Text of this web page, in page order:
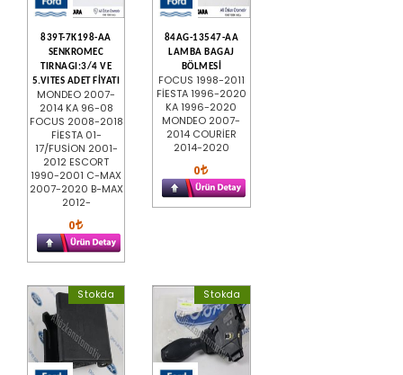
839T-7K198-AA
SENKROMEC
TIRNAGI:3/4 VE
5.VITES ADET FİYATI
MONDEO 2007-
2014 KA 96-08
FOCUS 2008-2018
FİESTA 01-
17/FUSİON 2001-
2012 ESCORT
1990-2001 C-MAX
2007-2020 B-MAX
2012-
0
84AG-13547-AA
LAMBA BAGAJ
BÖLMESİ
FOCUS 1998-2011
FİESTA 1996-2020
KA 1996-2020
MONDEO 2007-
2014 COURİER
2014-2020
0
Stokda Stokda